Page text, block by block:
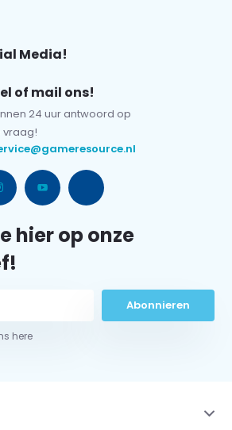
Media!
of mail ons!
24 uur antwoord op
vraag!
hier op onze
Abonnieren
here